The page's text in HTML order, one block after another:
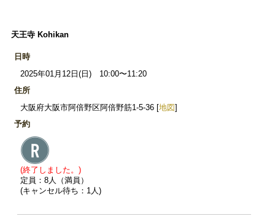
天王寺 Kohikan
日時
2025年01月12日(日) 10:00〜11:20
住所
大阪府大阪市阿倍野区阿倍野筋1-5-36 [地図]
予約
(終了しました。)
定員：8人（満員）
(キャンセル待ち：1人)